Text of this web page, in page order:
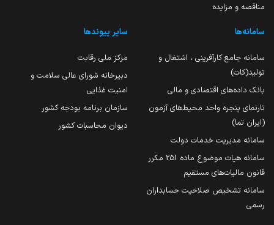
مناقصه و مزایده
سامانه‌ها
سامانه جامع کارآفرینی ، اشتغال و
تولید(کات)
بانک داده‌های اقتصادی و مالی
تارنمای پنجره واحد محیط‌های آزمون
(ایران تما)
سامانه مدیریت خدمات دولت
سامانه هیات موضوع ماده 251 مکرر
قانون مالیات‌های مستقیم
سامانه تشخیص صلاحیت حسابداران
رسمی
سایر پیوندها
مرکز ملی رقابت
دبیرخانه شورای عالی سلامت و
امنیت غذایی
سازمان برنامه بودجه کشور
دیوان محاسبات کشور